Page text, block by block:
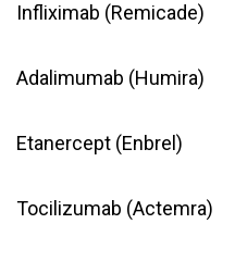
Infliximab (Remicade)
Adalimumab (Humira)
Etanercept (Enbrel)
Tocilizumab (Actemra)